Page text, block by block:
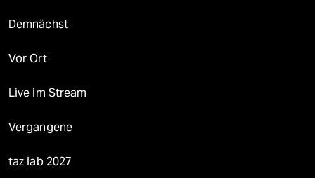
Demnächst
Vor Ort
Live im Stream
Vergangene
taz lab 2027